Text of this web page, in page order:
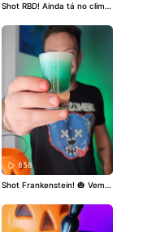
Shot RBD! Ainda tá no clima
Então vem aprender a fazer
essa minha receita de shot
do Rebelde! ❤️
#RBD
#soyrebeldetour #drink
858
Shot Frankenstein! 🎃 Vem a
de shot incrivel pra sua festi
nha de Halloween! 👻💚
oween
#halloweendrinks